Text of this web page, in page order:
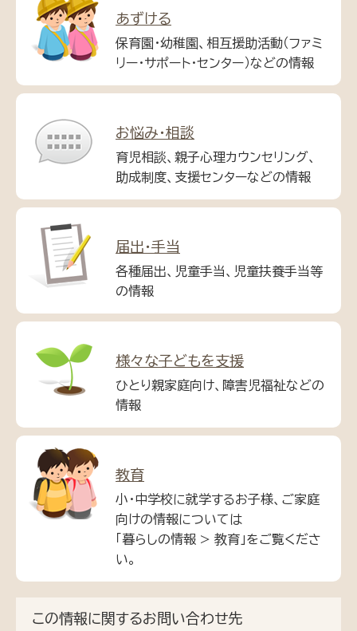
あずける
保育園・幼稚園、相互援助活動（ファミ
リー・サポート・センター）などの情報
お悩み・相談
育児相談、親子心理カウンセリング、
助成制度、支援センターなどの情報
届出・手当
各種届出、児童手当、児童扶養手当等
の情報
様々な子どもを支援
ひとり親家庭向け、障害児福祉などの
情報
教育
小・中学校に就学するお子様、ご家庭
向けの情報については
「暮らしの情報 > 教育」をご覧くださ
い。
この情報に関するお問い合わせ先